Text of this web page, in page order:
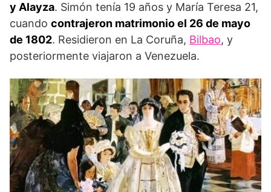
y Alayza. Simón tenía 19 años y María Teresa 21,
cuando contrajeron matrimonio el 26 de mayo
de 1802. Residieron en La Coruña, Bilbao, y
posteriormente viajaron a Venezuela.